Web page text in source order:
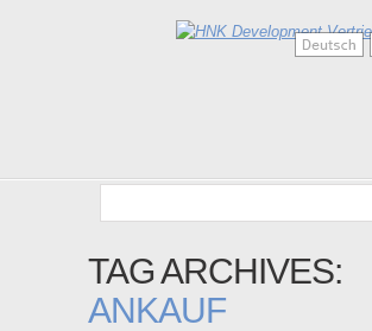
TAG ARCHIVES:
ANKAUF